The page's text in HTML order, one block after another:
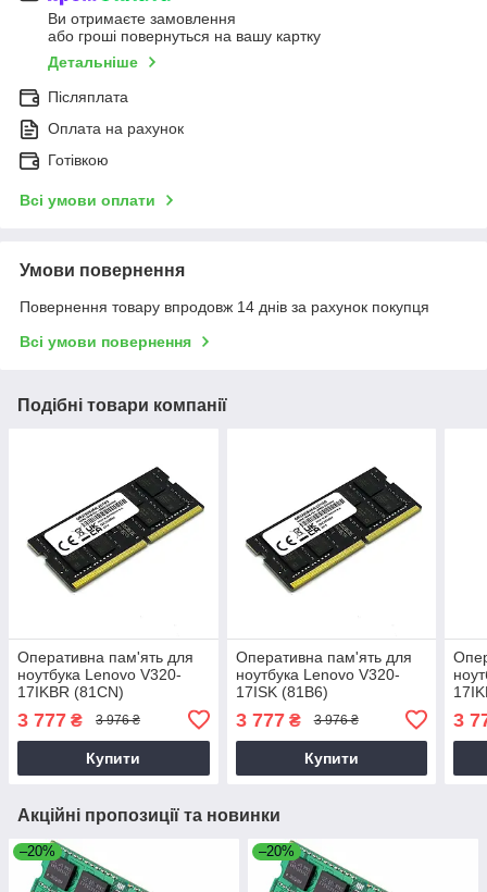
Ви отримаєте замовлення
або гроші повернуться на вашу картку
Детальніше
Післяплата
Оплата на рахунок
Готівкою
Всі умови оплати
Умови повернення
Повернення товару впродовж 14 днів за рахунок покупця
Всі умови повернення
Подібні товари компанії
Оперативна пам'ять для
ноутбука Lenovo V320-
17IKBR (81CN)
3 777 ₴ 3 976 ₴
Купити
Оперативна пам'ять для
ноутбука Lenovo V320-
17ISK (81B6)
3 777₴ 3 976 ₴
Купити
3
Акційні пропозиції та новинки
–20% –20%